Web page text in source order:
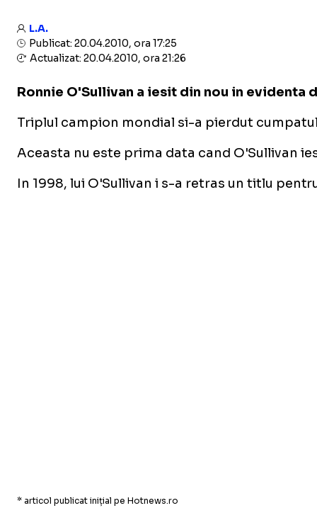
L.A.
Publicat: 20.04.2010, ora 17:25
Actualizat: 20.04.2010, ora 21:26
Ronnie O'Sullivan a iesit din nou in
Triplul campion mondial si-a pierdut
Aceasta nu este prima data cand O'Sullivan
In 1998, lui O'Sullivan i s-a retras un titlu
* articol publicat inițial pe Hotnews.ro